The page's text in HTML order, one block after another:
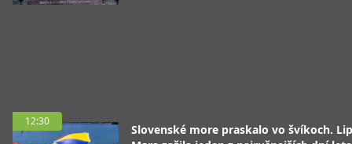
12:30
Slovenské more praskalo vo švíkoch.